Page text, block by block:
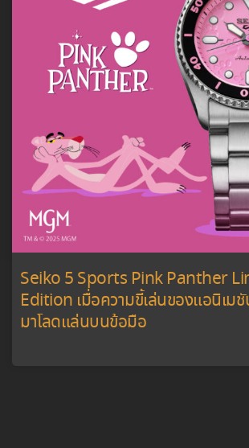
Seiko 5 Sports Pink Panther
Edition เมื่อความขี้เล่นของแอนิเม
มาโลดแล่นบนข้อมือ